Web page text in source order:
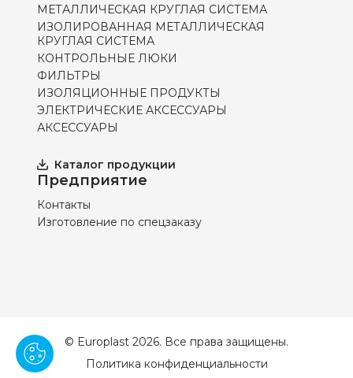
МЕТАЛЛИЧЕСКАЯ КРУГЛАЯ СИСТЕМА
ИЗОЛИРОВАННАЯ МЕТАЛЛИЧЕСКАЯ
КРУГЛАЯ СИСТЕМА
КОНТРОЛЬНЫЕ ЛЮКИ
ФИЛЬТРЫ
ИЗОЛЯЦИОННЫЕ ПРОДУКТЫ
ЭЛЕКТРИЧЕСКИЕ АКСЕССУАРЫ
АКСЕССУАРЫ
Каталог продукции
Предприятие
Контакты
Изготовление по спецзаказу
© Europlast 2026. Все права защищены.
Политика конфиденциальности